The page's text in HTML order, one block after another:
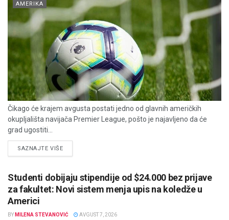
AMERIKA
Čikago će krajem avgusta postati jedno od glavnih američkih
okupljališta navijača Premier League, pošto je najavljeno da će
grad ugostiti...
SAZNAJTE VIŠEDETAILS
Studenti dobijaju stipendije od $24.000 bez prijave
za fakultet: Novi sistem menja upis na koledže u
Americi
BY MILENA STEVANOVIĆ AVGUST 7, 2026